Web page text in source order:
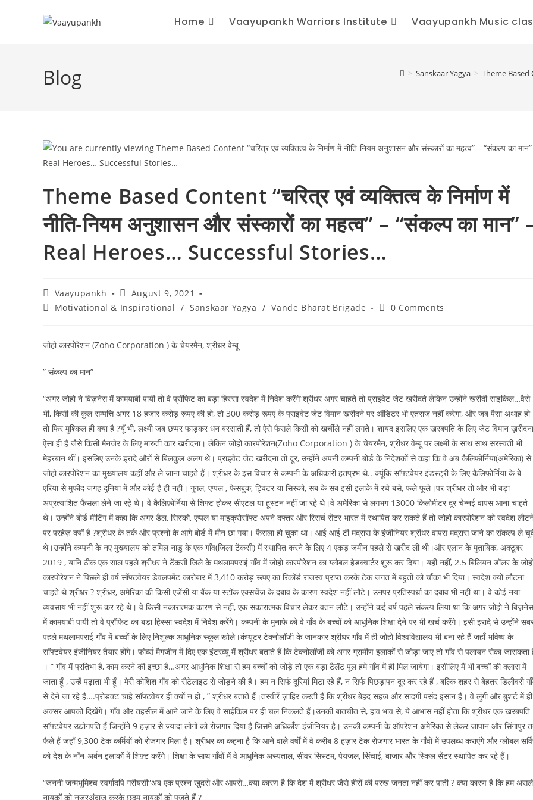
Home Vaayupankh Warriors Institute Vaayupankh Music
Blog > Sanskaar Yagya > Theme Based
Theme Based Content “चरित्र एवं व्यक्तित्व के निर्माण में
नीति-नियम अनुशासन और संस्कारों का महत्व” – “संकल्प का मान”
Real Heroes… Successful Stories…
Post
author:
Vaayupankh
Post
published:
August 9, 2021
PostMotivational & Inspirational / Sanskaar Yagya / Vande Bharat Brigade
Post0 Comments
जोहो कारपोरेशन (Zoho Corporation ) के चेयरमैन, श्रीधर वेम्बू
” संकल्प का मान”
“अगर जोहो ने बिज़नेस में कामयाबी पायी तो वे प्रॉफिट का बड़ा हिस्सा स्वदेश में निवेश करेंगे”श्रीधर अगर चाहते तो प्राइवेट जेट खरीदते लेकिन उन्होंने खरीदी साइकिल…वैसे
भी, किसी की कुल सम्पत्ति अगर 18 हज़ार करोड़ रूपए की हो, तो 300 करोड़ रूपए के प्राइवेट जेट विमान खरीदने पर ऑडिटर भी एतराज नहीं करेगा, और जब पैसा अथाह हो
तो फिर मुश्किल ही क्या है ?यूँ भी, लक्ष्मी जब छप्पर फाड़कर धन बरसाती हैं, तो ऐसे फैसले किसी को खर्चीले नहीं लगते। शायद इसलिए एक खरबपति के लिए जेट विमान ख़रीदना
ऐसा ही है जैसे किसी मैनजेर के लिए मारुती कार खरीदना। लेकिन जोहो कारपोरेशन(Zoho Corporation ) के चेयरमैन, श्रीधर वेम्बू पर लक्ष्मी के साथ साथ सरस्वती भी
मेहरबान थीं। इसलिए उनके इरादे औरों से बिलकुल अलग थे। प्राइवेट जेट खरीदना तो दूर, उन्होंने अपनी कम्पनी बोर्ड के निदेशकों से कहा कि वे अब कैलिफ़ोर्निया(अमेरिका) से
जोहो कारपोरेशन का मुख्यालय कहीं और ले जाना चाहते हैं। श्रीधर के इस विचार से कम्पनी के अधिकारी हतप्रभ थे.. क्यूंकि सॉफ्टवेयर इंडस्ट्री के लिए कैलिफ़ोर्निया के बे-
एरिया से मुफीद जगह दुनिया में और कोई है ही नहीं। गूगल, एप्पल , फेसबुक, ट्विटर या सिस्को, सब के सब इसी इलाके में रचे बसे, फले फूले।पर श्रीधर तो और भी बड़ा
अप्रत्याशित फैसला लेने जा रहे थे। वे कैलिफ़ोर्निया से शिफ्ट होकर सीएटल या हूस्टन नहीं जा रहे थे।वे अमेरिका से लगभग 13000 किलोमीटर दूर चेन्नई वापस आना चाहते
थे। उन्होंने बोर्ड मीटिंग में कहा कि अगर डैल, सिस्को, एप्पल या माइक्रोसॉफ्ट अपने दफ्तर और रिसर्च सेंटर भारत में स्थापित कर सकते हैं तो जोहो कारपोरेशन को स्वदेश
पर परहेज़ क्यों है ?श्रीधर के तर्क और प्रश्नो के आगे बोर्ड में मौन छा गया। फैसला हो चुका था। आई आई टी मद्रास के इंजीनियर श्रीधर वापस मद्रास जाने का संकल्प ले
थे।उन्होंने कम्पनी के नए मुख्यालय को तमिल नाडु के एक गाँव(जिला टेंकसी) में स्थापित करने के लिए 4 एकड़ जमीन पहले से खरीद ली थी।और एलान के मुताबिक, अक्टूबर
2019 , यानि ठीक एक साल पहले श्रीधर ने टेंकसी जिले के मथलामपराई गाँव में जोहो कारपोरेशन का ग्लोबल हेडक्वार्टर शुरू कर दिया। यही नहीं, 2.5 बिलियन डॉलर के
कारपोरेशन ने पिछले ही वर्ष सॉफ्टवेयर डेवलपमेंट कारोबार में 3,410 करोड़ रूपए का रिकॉर्ड राजस्व प्राप्त करके टेक जगत में बहुतों को चौंका भी दिया। स्वदेश क्यों लौटना
चाहते थे श्रीधर ? श्रीधर, अमेरिका की किसी एजेंसी या बैंक या स्टॉक एक्सचेंज के दबाव के कारण स्वदेश नहीं लौटे। उनपर प्रतिस्पर्धा का दबाव भी नहीं था। वे कोई नया
व्यवसाय भी नहीं शुरू कर रहे थे। वे किसी नकारात्मक कारण से नहीं, एक सकारात्मक विचार लेकर वतन लौटे। उन्होंने कई वर्ष पहले संकल्प लिया था कि अगर जोहो ने बिज़नेस
में कामयाबी पायी तो वे प्रॉफिट का बड़ा हिस्सा स्वदेश में निवेश करेंगे। कम्पनी के मुनाफे को वे गाँव के बच्चों को आधुनिक शिक्षा देने पर भी खर्च करेंगे। इसी इरादे से उन्होंने
पहले मथलामपराई गाँव में बच्चों के लिए निशुल्क आधुनिक स्कूल खोले।कंप्यूटर टेक्नोलॉजी के जानकार श्रीधर गाँव में ही जोहो विश्वविद्यालय भी बना रहे हैं जहाँ भविष्य के
सॉफ्टवेयर इंजीनियर तैयार होंगे। फोर्ब्स मैगज़ीन में दिए एक इंटरव्यू में श्रीधर बताते हैं कि टेक्नोलॉजी को अगर ग्रामीण इलाकों से जोड़ा जाए तो गाँव से पलायन रोका जासकता
। ” गाँव में प्रतिभा है, काम करने की इच्छा है…अगर आधुनिक शिक्षा से हम बच्चों को जोड़े तो एक बड़ा टैलेंट पूल हमे गाँव में ही मिल जायेगा। इसीलिए मैं भी बच्चों की क्लास में
जाता हूँ , उन्हें पढ़ाता भी हूँ। मेरी कोशिश गाँव को सैटेलाइट से जोड़ने की है। हम न सिर्फ दूरियां मिटा रहे हैं, न सिर्फ पिछड़ापन दूर कर रहे हैं , बल्कि शहर से बेहतर डिलीवरी
से देने जा रहे है….प्रोडक्ट चाहे सॉफ्टवेयर ही क्यों न हो , ” श्रीधर बताते हैं।तस्वीरें ज़ाहिर करती हैं कि श्रीधर बेहद सहज और सादगी पसंद इंसान हैं। वे लुंगी और बुशर्ट में ही
अक्सर आपको दिखेंगे। गाँव और तहसील में आने जाने के लिए वे साईकिल पर ही चल निकलते हैं।उनकी बातचीत से, हाव भाव से, ये आभास नहीं होता कि श्रीधर एक खरबपति
सॉफ्टवेयर उद्योगपति हैं जिन्होंने 9 हज़ार से ज्यादा लोगों को रोजगार दिया है जिसमे अधिकाँश इंजीनियर है। उनकी कम्पनी के ऑपरेशन अमेरिका से लेकर जापान और सिंगापुर
फैले हैं जहाँ 9,300 टेक कर्मियों को रोजगार मिला है। श्रीधर का कहना है कि आने वाले वर्षों में वे करीब 8 हज़ार टेक रोजगार भारत के गाँवों में उपलब्ध कराएंगे और ग्लोबल
को देश के नॉन-अर्बन इलाकों में शिफ़्ट करेंगे। शिक्षा के साथ गाँवों में वे आधुनिक अस्पताल, सीवर सिस्टम, पेयजल, सिंचाई, बाजार और स्किल सेंटर स्थापित कर रहे हैं।
“जननी जन्मभूमिश्च स्वर्गादपि गरीयसी”अब एक प्रश्न खुदसे और आपसे…क्या कारण है कि देश में श्रीधर जैसे हीरों की परख जनता नहीं कर पाती ? क्या कारण है कि हम
नायकों को नज़रअंदाज़ करके छद्म नायकों को पूजते हैं ?